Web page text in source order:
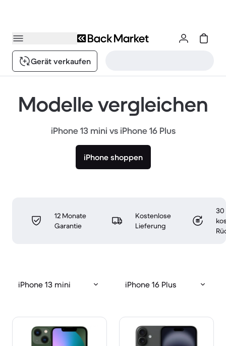
Gerät verkaufen
Modelle vergleichen
iPhone 13 mini vs iPhone 16 Plus
iPhone shoppen
12 Monate
Garantie
Kostenlose
Lieferung
30
iPhone 13 mini iPhone 16 Plus